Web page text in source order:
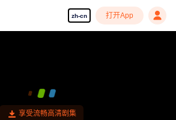
zh-cn 打开App
享受流畅高清剧集